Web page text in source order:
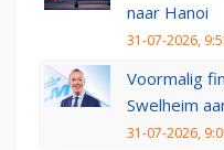
naar Hanoi
31-07-2026,
Voormalig
Swelheim
31-07-2026,